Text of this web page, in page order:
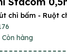
chì bấm - Ruột
Còn hàng